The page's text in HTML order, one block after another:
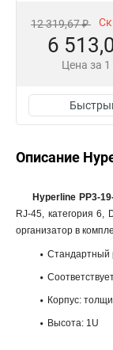
12 319,67 ₽
6
Цена за 1
Описание
Hyperline PP3-
RJ-45, категория 6,
организатор в
Стандартный
Корпус:
Высота: 1U